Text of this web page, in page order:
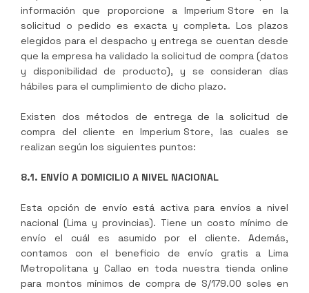
información que proporcione aImperium Store en la
solicitud o pedido es exacta y completa. Los plazos
elegidos para el despacho y entrega se cuentan desde
que la empresa ha validado la solicitud de compra (datos
y disponibilidad de producto), y se consideran días
hábiles para el cumplimiento de dicho plazo.
Existen dos métodos de entrega de la solicitud de
compra del cliente enImperium Store, las cuales se
realizan según los siguientes puntos:
8.1. ENVÍO A DOMICILIO A NIVEL NACIONAL
Esta opción de envío está activa para envíos a nivel
nacional (Lima y provincias). Tiene un costo mínimo de
envío el cuál es asumido por el cliente. Además,
contamos con el beneficio de envío gratis a Lima
Metropolitana y Callao en toda nuestra tienda online
para montos mínimos de compra de S/179.00 soles en